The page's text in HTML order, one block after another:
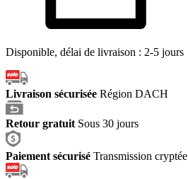
Disponible, délai de livraison : 2-5 jours
Livraison sécurisée Région DACH
Retour gratuit Sous 30 jours
Paiement sécurisé Transmission cryptée